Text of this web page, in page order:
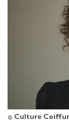
© Culture